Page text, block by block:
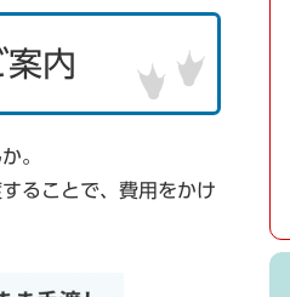
内
。
ることで、費用をかけ